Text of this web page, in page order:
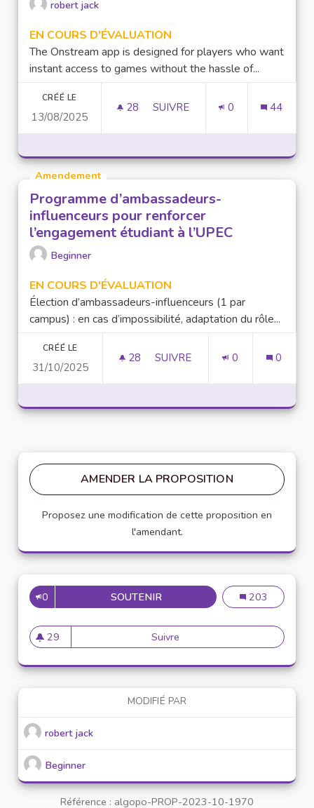
robert jack
EN COURS D'ÉVALUATION
The Onstream app is designed for players who want
instant access to games without the hassle of...
CRÉÉ LE
13/08/2025
28 28 ABONNÉS
SUIVRE 0 44
Amendement
Programme d’ambassadeurs-
influenceurs pour renforcer
l’engagement étudiant à l’UPEC
Beginner
EN COURS D'ÉVALUATION
Élection d’ambassadeurs-influenceurs (1 par
campus) : en cas d’impossibilité, adaptation du rôle...
CRÉÉ LE
31/10/2025
28 28 ABONNÉS
SUIVRE 0 0
AMENDER LA PROPOSITION
Proposez une modification de cette proposition en
l'amendant.
0 SOUTENIRELECTION D’AMBASSADEURS
Election
203
29
29 abonnés
Suivre Election d’ambassadeurs
MODIFIÉ PAR
robert jack
Beginner
Référence : algopo-PROP-2023-10-1970